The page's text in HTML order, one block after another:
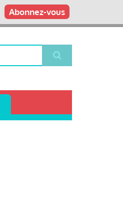
Abonnez-vous